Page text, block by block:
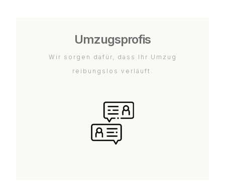
Umzugsprofis
Wir sorgen dafür, dass Ihr Umzug
reibungslos verläuft.